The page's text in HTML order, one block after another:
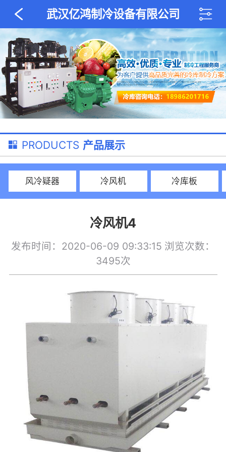
武汉亿鸿制冷设备有限公司
PRODUCTS 产品展示
风冷疑器 冷风机 冷库板
冷风机4
发布时间：2020-06-09 09:33:15 浏览次数：
3495次